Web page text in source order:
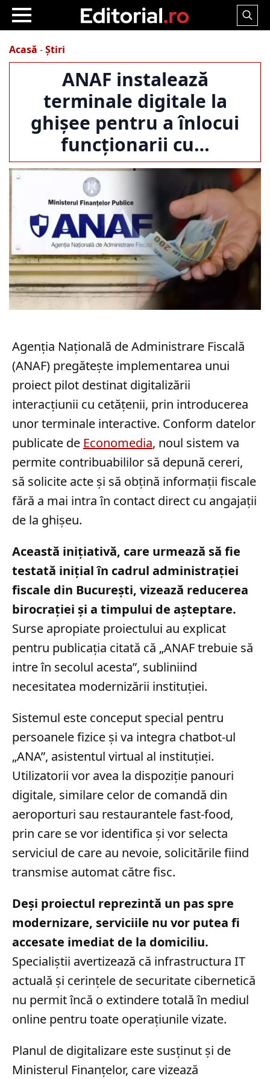
Search
Acasă -Știri
ANAF instalează
terminale digitale la
ghișee pentru a înlocui
funcționarii cu…
Agenția Națională de Administrare Fiscală
(ANAF) pregătește implementarea unui
proiect pilot destinat digitalizării
interacțiunii cu cetățenii, prin introducerea
unor terminale interactive. Conform datelor
publicate de Economedia, noul sistem va
permite contribuabililor să depună cereri,
să solicite acte și să obțină informații fiscale
fără a mai intra în contact direct cu angajații
de la ghișeu.
Această inițiativă, care urmează să fie
testată inițial în cadrul administrației
fiscale din București, vizează reducerea
birocrației și a timpului de așteptare.
Surse apropiate proiectului au explicat
pentru publicația citată că „ANAF trebuie să
intre în secolul acesta”, subliniind
necesitatea modernizării instituției.
Sistemul este conceput special pentru
persoanele fizice și va integra chatbot-ul
„ANA”, asistentul virtual al instituției.
Utilizatorii vor avea la dispoziție panouri
digitale, similare celor de comandă din
aeroporturi sau restaurantele fast-food,
prin care se vor identifica și vor selecta
serviciul de care au nevoie, solicitările fiind
transmise automat către fisc.
Deși proiectul reprezintă un pas spre
modernizare, serviciile nu vor putea fi
accesate imediat de la domiciliu.
Specialiștii avertizează că infrastructura IT
actuală și cerințele de securitate cibernetică
nu permit încă o extindere totală în mediul
online pentru toate operațiunile vizate.
Planul de digitalizare este susținut și de
Ministerul Finanțelor, care vizează